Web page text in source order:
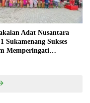
Adat Nusantara
Sukamenang Sukses
Memperingati